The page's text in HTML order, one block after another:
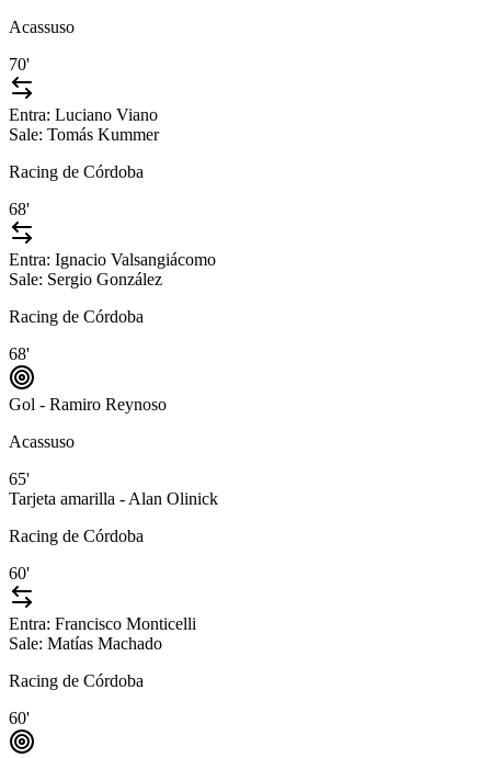
Acassuso
70'
Entra: Luciano Viano
Sale: Tomás Kummer
Racing de Córdoba
68'
Entra: Ignacio Valsangiácomo
Sale: Sergio González
Racing de Córdoba
68'
Gol - Ramiro Reynoso
Acassuso
65'
Tarjeta amarilla - Alan Olinick
Racing de Córdoba
60'
Entra: Francisco Monticelli
Sale: Matías Machado
Racing de Córdoba
60'